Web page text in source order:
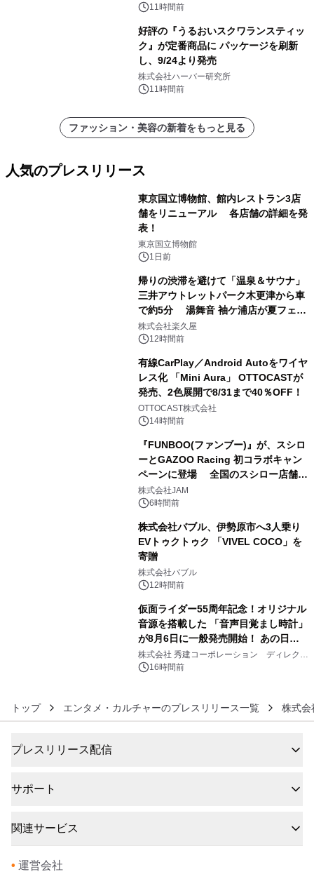
11時間前
好評の『うるおいスクワランスティッ
ク』が定番商品に パッケージを刷新
し、9/24より発売
株式会社ハーバー研究所
11時間前
ファッション・美容の新着をもっと見る
人気のプレスリリース
東京国立博物館、館内レストラン3店
舗をリニューアル 各店舗の詳細を発
表！
東京国立博物館
1日前
帰りの渋滞を避けて「温泉＆サウナ」
三井アウトレットパーク木更津から車
で約5分 湯舞音 袖ケ浦店が夏フェア
メニューを提供
株式会社楽久屋
12時間前
有線CarPlay／Android Autoをワイヤ
レス化 「Mini Aura」 OTTOCASTが
発売、2色展開で8/31まで40％OFF！
OTTOCAST株式会社
14時間前
『FUNBOO(ファンブー)』が、スシロ
ーとGAZOO Racing 初コラボキャン
ペーンに登場 全国のスシロー店舗で
GR 4車種の FUNBOO(ミニカー)付き
メニューが展開されます
株式会社JAM
6時間前
株式会社バブル、伊勢原市へ3人乗り
EVトゥクトゥク 「VIVEL COCO」を
寄贈
株式会社バブル
12時間前
仮面ライダー55周年記念！オリジナル
音源を搭載した 「音声目覚まし時計」
が8月6日に一般発売開始！ あの日の
大興奮が今甦る
株式会社 秀建コーポレーション ディレクト
アートギャラリー
16時間前
トップ エンタメ・カルチャーのプレスリリース一覧 株式会
プレスリリース配信
サポート
関連サービス
• 運営会社